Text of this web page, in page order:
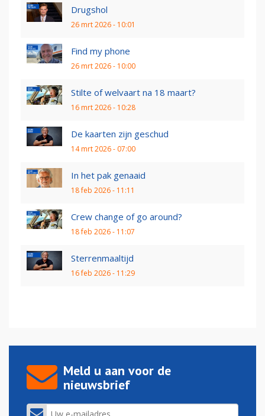
Drugshol
26 mrt 2026 - 10:01
Find my phone
26 mrt 2026 - 10:00
Stilte of welvaart na 18 maart?
16 mrt 2026 - 10:28
De kaarten zijn geschud
14 mrt 2026 - 07:00
In het pak genaaid
18 feb 2026 - 11:11
Crew change of go around?
18 feb 2026 - 11:07
Sterrenmaaltijd
16 feb 2026 - 11:29
Meld u aan voor de
nieuwsbrief